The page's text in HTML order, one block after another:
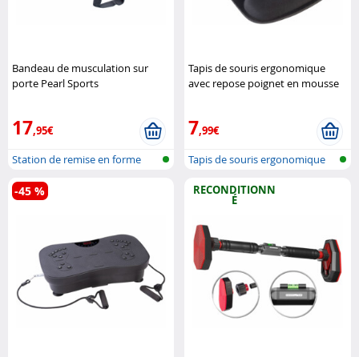
Bandeau de musculation sur
porte Pearl Sports
17,95€
Station de remise en forme
pour por..
Tapis de souris ergonomique
avec repose poignet en mousse
7,99€
Tapis de souris ergonomique
-45 % RECONDITIONN
É